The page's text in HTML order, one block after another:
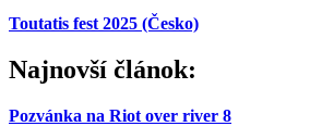
Toutatis fest 2025 (Česko)
Najnovší článok:
Pozvánka na Riot over river 8